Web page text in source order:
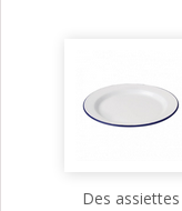
Des assiettes